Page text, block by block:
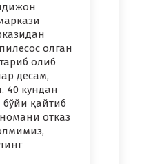
олган
олиб
десам,
40 кундан
қайтиб
отказ